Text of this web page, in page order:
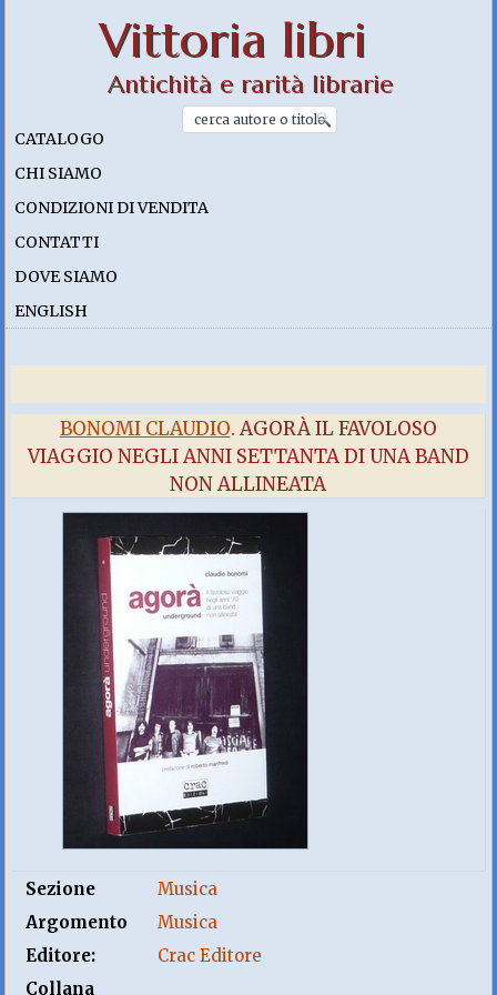
Vittoria libri
Antichità e rarità librarie
CATALOGO
CHI SIAMO
CONDIZIONI DI VENDITA
CONTATTI
DOVE SIAMO
ENGLISH
BONOMI CLAUDIO. AGORÀ IL FAVOLOSO
VIAGGIO NEGLI ANNI SETTANTA DI UNA BAND
NON ALLINEATA
Sezione
Musica
Argomento
Musica
Editore:
Crac Editore
Collana